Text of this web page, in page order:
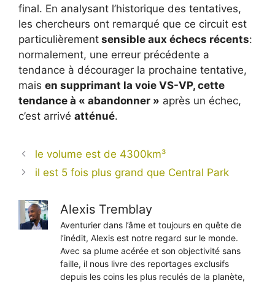
final. En analysant l’historique des tentatives,
les chercheurs ont remarqué que ce circuit est
particulièrement sensible aux échecs récents:
normalement, une erreur précédente a
tendance à décourager la prochaine tentative,
mais en supprimant la voie VS-VP, cette
tendance à « abandonner » après un échec,
c’est arrivé atténué.
le volume est de 4300km³
il est 5 fois plus grand que Central Park
Alexis Tremblay
Aventurier dans l’âme et toujours en quête de
l’inédit, Alexis est notre regard sur le monde.
Avec sa plume acérée et son objectivité sans
faille, il nous livre des reportages exclusifs
depuis les coins les plus reculés de la planète,